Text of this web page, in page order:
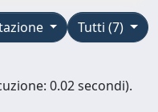
Tutti (7)
0.02 secondi).